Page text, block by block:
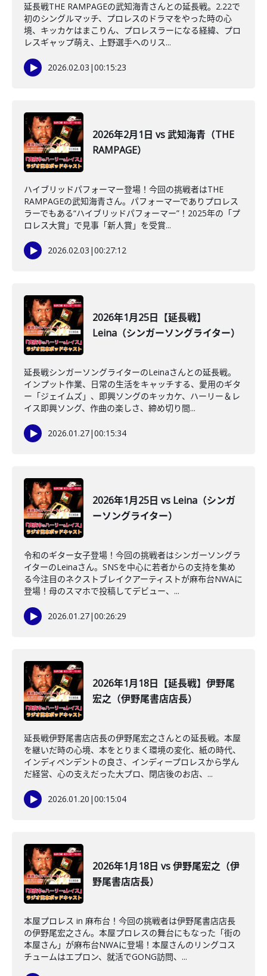
延長戦THE RAMPAGEの武知海青さんとの延長戦。2.22で
初のシングルマッチ、プロレスのドラマをやった時の心
境、キッカケはまこりん、プロレスラーになる経緯、プロ
レスギャップ萌え、上野選手へのリス...
2026.02.03 |00:15:23
2026年2月1日 vs 武知海青（THE
RAMPAGE）
ハイブリッドパフォーマー登場！今回の挑戦者はTHE
RAMPAGEの武知海青さん。パフォーマーでありプロレス
ラーでもある“ハイブリッドパフォーマー”！2025年の「プ
ロレス大賞」で見事「新人賞」を受賞...
2026.02.03 |00:27:12
2026年1月25日【延長戦】
Leina（シンガーソングライター）
延長戦シンガーソングライターのLeinaさんとの延長戦。
インプット作業、日常の生活をキャッチする、愛用のギタ
ー「ジェイムズ」、即興ソングのキッカケ、ハーリー＆レ
イス即興ソング、作曲の楽しさ、締め切り間...
2026.01.27|00:15:34
2026年1月25日 vs Leina（シンガ
ーソングライター）
令和のギター女子登場！今回の挑戦者はシンガーソングラ
イターのLeinaさん。SNSを中心に若者からの支持を集め
る今注目のネクストブレイクアーティストが麻布台NWAに
登場！母のスマホで投稿してデビュー、...
2026.01.27|00:26:29
2026年1月18日【延長戦】伊野尾
宏之（伊野尾書店店長）
延長戦伊野尾書店店長の伊野尾宏之さんとの延長戦。本屋
を継いだ時の心境、本をとりまく環境の変化、紙の時代、
インディペンデントの良さ、インディープロレスから学ん
だ経営、心の支えだった大プロ、閉店後のお店、...
2026.01.20 |00:15:04
2026年1月18日 vs 伊野尾宏之（伊
野尾書店店長）
本屋プロレス in 麻布台！今回の挑戦者は伊野尾書店店長
の伊野尾宏之さん。本屋プロレスの舞台にもなった「街の
本屋さん」が麻布台NWAに登場！本屋さんのリングコス
チュームはエプロン、就活でGONG訪問、...